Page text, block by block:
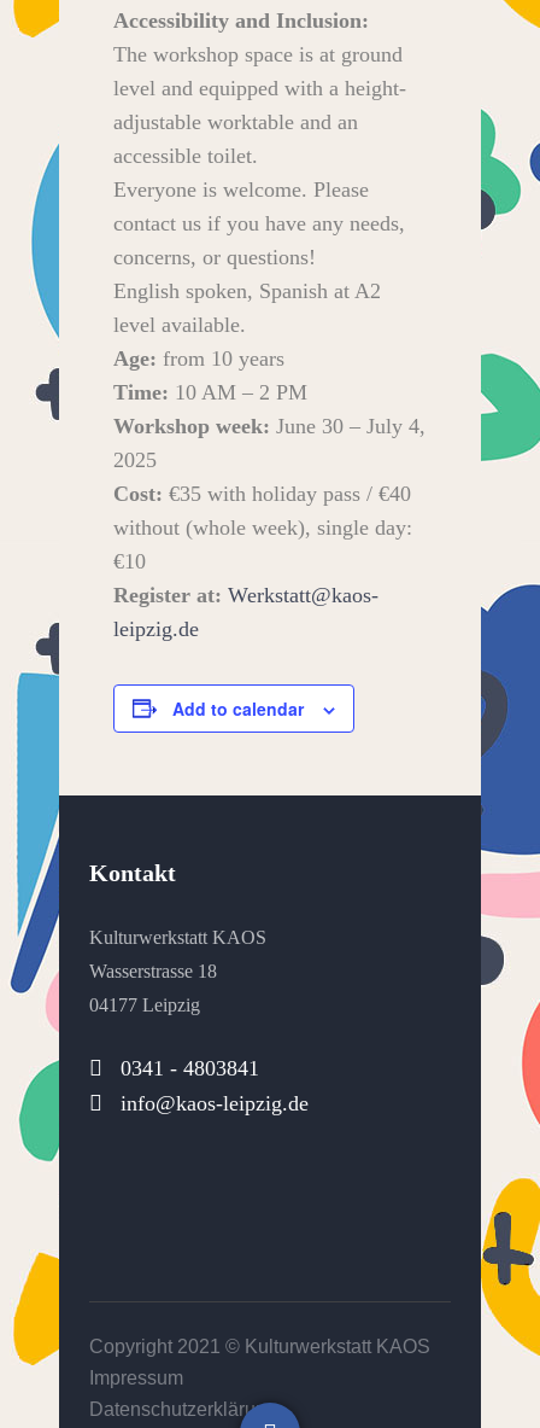
Accessibility and Inclusion:
The workshop space is at ground
level and equipped with a height-
adjustable worktable and an
accessible toilet.
Everyone is welcome. Please
contact us if you have any needs,
concerns, or questions!
English spoken, Spanish at A2
level available.
Age: from 10 years
Time: 10 AM – 2 PM
Workshop week: June 30 – July 4,
2025
Cost: €35 with holiday pass / €40
without (whole week), single day:
€10
Register at: Werkstatt@kaos-
leipzig.de
Add to calendar
Kontakt
Kulturwerkstatt KAOS
Wasserstrasse 18
04177 Leipzig
0341 - 4803841
info@kaos-leipzig.de
Copyright 2021 © Kulturwerkstatt KAOS
Impressum
Datenschutzerklärung